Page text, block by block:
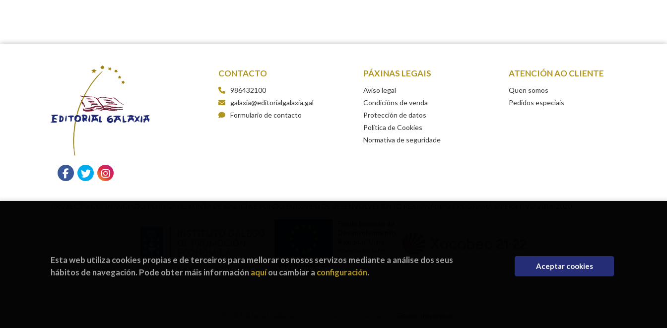
CONTACTO
986432100
galaxia@editorialgalaxia.gal
Formulario de contacto
PÁXINAS LEGAIS
Aviso legal
Condicións de venda
Protección de datos
Política de Cookies
Normativa de seguridade
ATENCIÓN AO CLIENTE
Quen somos
Pedidos especiais
Europa”
Esta web utiliza cookies propias e de terceiros para mellorar os nosos servizos mediante a análise dos seus
hábitos de navegación. Pode obter máis información aquíou cambiar a configuración.
Aceptar cookies